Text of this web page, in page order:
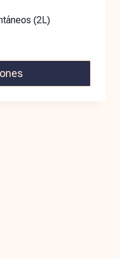
(2L)